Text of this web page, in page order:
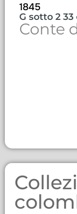
1845
G sotto 2 33
Conte